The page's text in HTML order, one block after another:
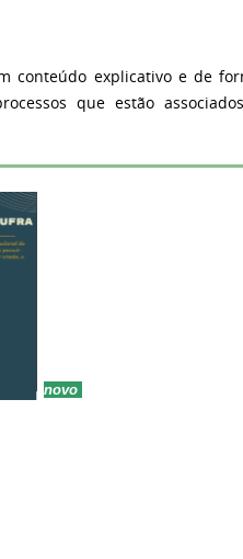
conteúdo explicativo e de
que estão
novo